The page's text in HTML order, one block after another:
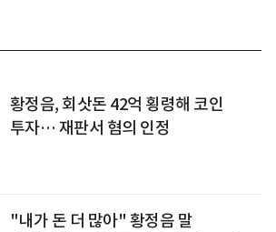
황정음, 회삿돈 42억 횡령해 코인
투자… 재판서 혐의 인정
"내가 돈 더 많아" 황정음 말